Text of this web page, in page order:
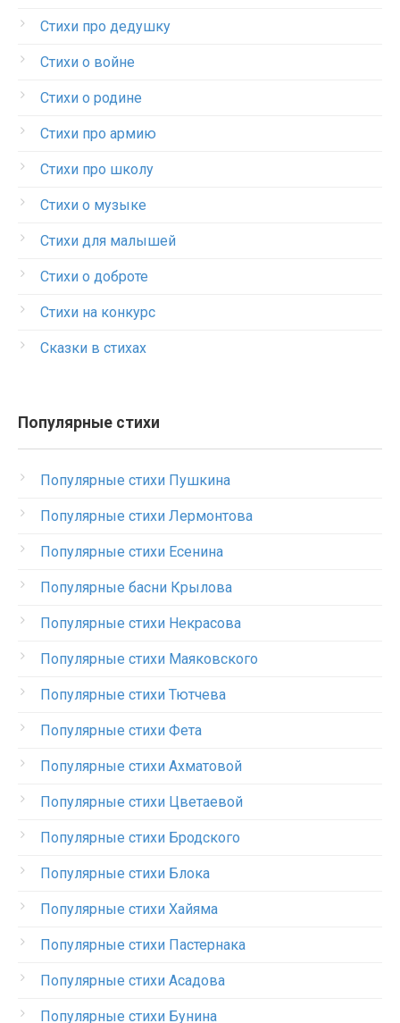
Стихи про дедушку
Стихи о войне
Стихи о родине
Стихи про армию
Стихи про школу
Стихи о музыке
Стихи для малышей
Стихи о доброте
Стихи на конкурс
Сказки в стихах
Популярные стихи
Популярные стихи Пушкина
Популярные стихи Лермонтова
Популярные стихи Есенина
Популярные басни Крылова
Популярные стихи Некрасова
Популярные стихи Маяковского
Популярные стихи Тютчева
Популярные стихи Фета
Популярные стихи Ахматовой
Популярные стихи Цветаевой
Популярные стихи Бродского
Популярные стихи Блока
Популярные стихи Хайяма
Популярные стихи Пастернака
Популярные стихи Асадова
Популярные стихи Бунина